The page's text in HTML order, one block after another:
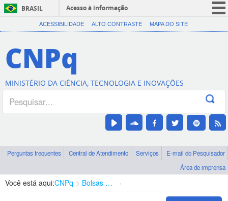
BRASIL
Acesso à informação
CORONAVÍRUS (COVID-19)
Canais
ACESSIBILIDADE ALTO CONTRASTE MAPA DO SITE
CNPq
MINISTÉRIO DA CIÊNCIA, TECNOLOGIA E INOVAÇÕES
Perguntas frequentes Central de Atendimento Serviços
E-mail do Pesquisador
Área de imprensa
Você está aqui:CNPq Bolsas e Auxílios Vigentes